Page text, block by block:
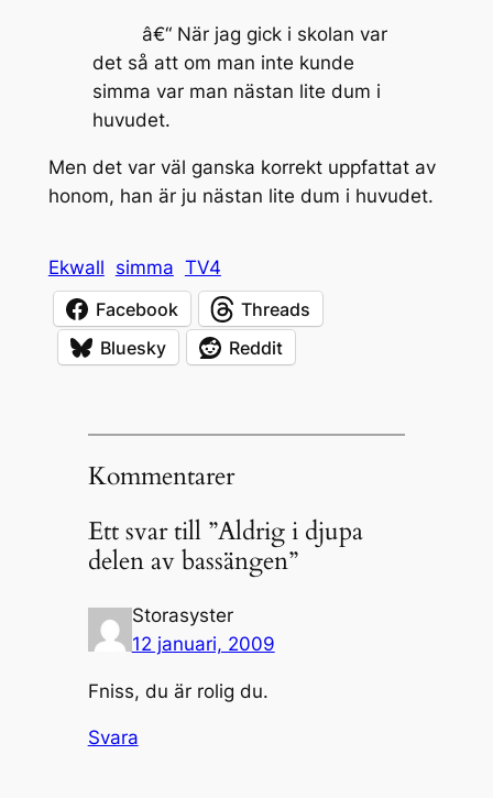
â€“ När jag gick i skolan var
det så att om man inte kunde
simma var man nästan lite dum i
huvudet.
Men det var väl ganska korrekt uppfattat av
honom, han är ju nästan lite dum i huvudet.
Ekwall simma TV4
Facebook
Threads
Bluesky
Reddit
Kommentarer
Ett svar till ”Aldrig i djupa
delen av bassängen”
Storasyster
12 januari, 2009
Fniss, du är rolig du.
Svara